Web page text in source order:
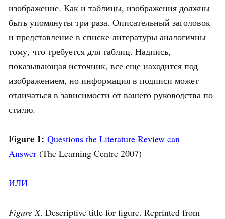
изображение. Как и таблицы, изображения должны
быть упомянуты три раза. Описательный заголовок
и представление в списке литературы аналогичны
тому, что требуется для таблиц. Надпись,
показывающая источник, все еще находится под
изображением, но информация в подписи может
отличаться в зависимости от вашего руководства по
стилю.
Figure 1: Questions the Literature Review can
Answer (The Learning Centre 2007)
ИЛИ
Figure X. Descriptive title for figure. Reprinted from